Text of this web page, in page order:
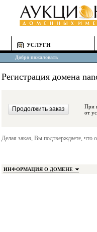
УСЛУГИ
Добро пожаловать
Регистрация домена
При
от
Делая заказ, Вы подтверждаете, что
ИНФОРМАЦИЯ О ДОМЕНЕ